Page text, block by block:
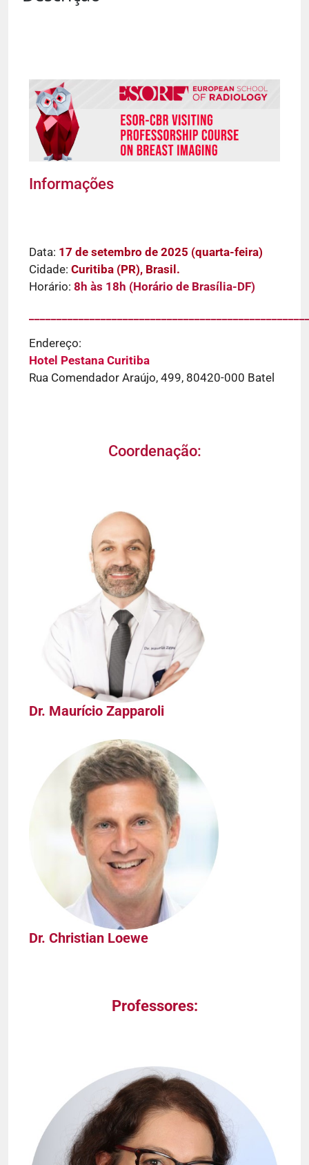
Informações
Data: 17 de setembro de 2025 (quarta-feira)
Cidade: Curitiba (PR), Brasil.
Horário: 8h às 18h (Horário de Brasília-DF)
Endereço:
Hotel Pestana Curitiba
Rua Comendador Araújo, 499, 80420-000 Batel
Coordenação:
Dr. Maurício Zapparoli
Dr. Christian Loewe
Professores: